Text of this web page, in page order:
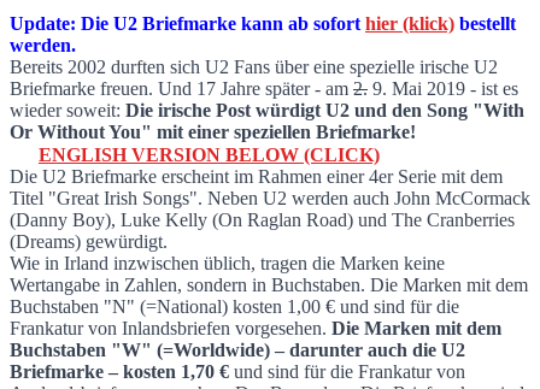
Irland verausgabt U2 Sonderbriefmarke
Update: Die U2 Briefmarke kann ab sofort hier (klick) bestellt
werden.
Bereits 2002 durften sich U2 Fans über eine spezielle irische U2
Briefmarke freuen. Und 17 Jahre später - am 2. 9. Mai 2019 - ist es
wieder soweit: Die irische Post würdigt U2 und den Song "With
Or Without You" mit einer speziellen Briefmarke!
ENGLISH VERSION BELOW (CLICK)
Die U2 Briefmarke erscheint im Rahmen einer 4er Serie mit dem
Titel "Great Irish Songs". Neben U2 werden auch John McCormack
(Danny Boy), Luke Kelly (On Raglan Road) und The Cranberries
(Dreams) gewürdigt.
Wie in Irland inzwischen üblich, tragen die Marken keine
Wertangabe in Zahlen, sondern in Buchstaben. Die Marken mit dem
Buchstaben "N" (=National) kosten 1,00 € und sind für die
Frankatur von Inlandsbriefen vorgesehen. Die Marken mit dem
Buchstaben "W" (=Worldwide) – darunter auch die U2
Briefmarke – kosten 1,70 € und sind für die Frankatur von